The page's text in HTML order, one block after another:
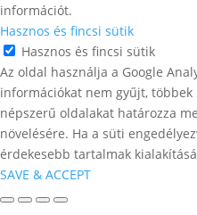
információt.
Hasznos és fincsi sütik
Hasznos és fincsi sütik
Az oldal használja a Google
információkat nem gyűjt, többek
népszerű oldalakat határozza
növelésére. Ha a süti
érdekesebb tartalmak
SAVE & ACCEPT